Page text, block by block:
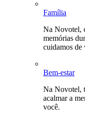
Família
Na Novotel,
memórias
cuidamos de
Bem-estar
Na Novotel,
acalmar a
você.